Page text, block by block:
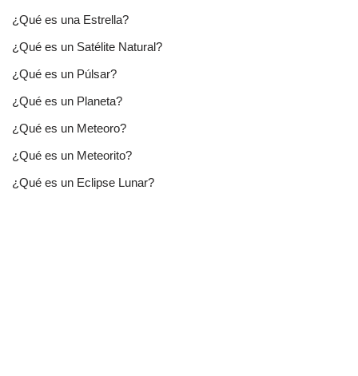
¿Qué es una Estrella?
¿Qué es un Satélite Natural?
¿Qué es un Púlsar?
¿Qué es un Planeta?
¿Qué es un Meteoro?
¿Qué es un Meteorito?
¿Qué es un Eclipse Lunar?